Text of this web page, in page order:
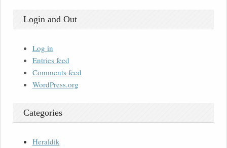
Login and Out
Log in
Entries feed
Comments feed
WordPress.org
Categories
Heraldik